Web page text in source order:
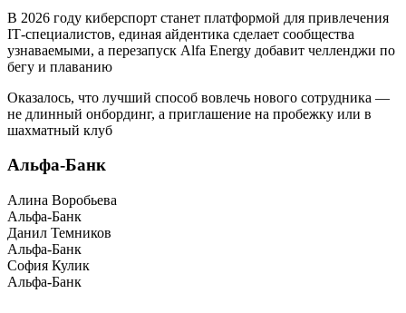
В 2026 году киберспорт станет платформой для привлечения
IT‑специалистов, единая айдентика сделает сообщества
узнаваемыми, а перезапуск Alfa Energy добавит челленджи по
бегу и плаванию
Оказалось, что лучший способ вовлечь нового сотрудника —
не длинный онбординг, а приглашение на пробежку или в
шахматный клуб
Альфа-Банк
Алина Воробьева
Альфа-Банк
Данил Темников
Альфа-Банк
София Кулик
Альфа-Банк